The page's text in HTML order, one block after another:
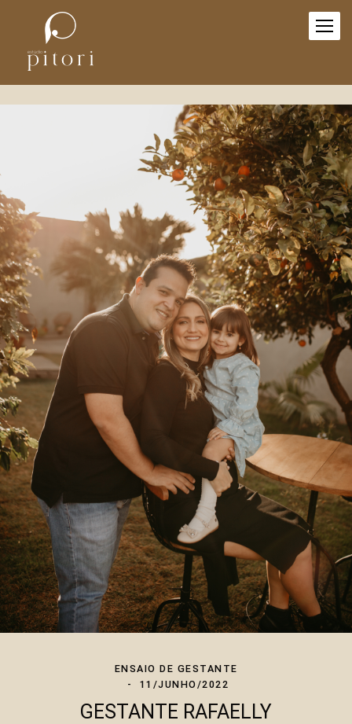
ENSAIO DE GESTANTE
11/JUNHO/2022
GESTANTE RAFAELLY